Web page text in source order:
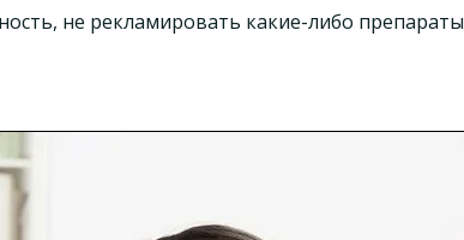
не рекламировать какие-либо препараты